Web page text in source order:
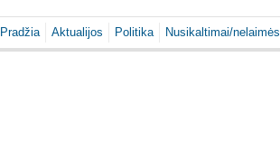
Pradžia Aktualijos Politika Nusikaltimai/nelaimės